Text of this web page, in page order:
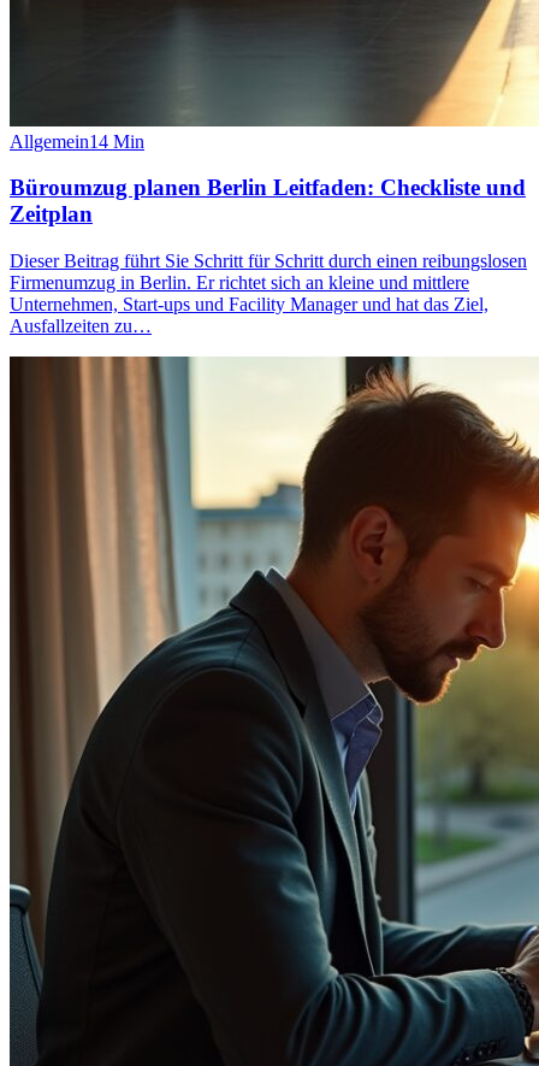
Allgemein14 Min
Büroumzug planen Berlin Leitfaden: Checkliste und
Zeitplan
Dieser Beitrag führt Sie Schritt für Schritt durch einen reibungslosen
Firmenumzug in Berlin. Er richtet sich an kleine und mittlere
Unternehmen, Start-ups und Facility Manager und hat das Ziel,
Ausfallzeiten zu…